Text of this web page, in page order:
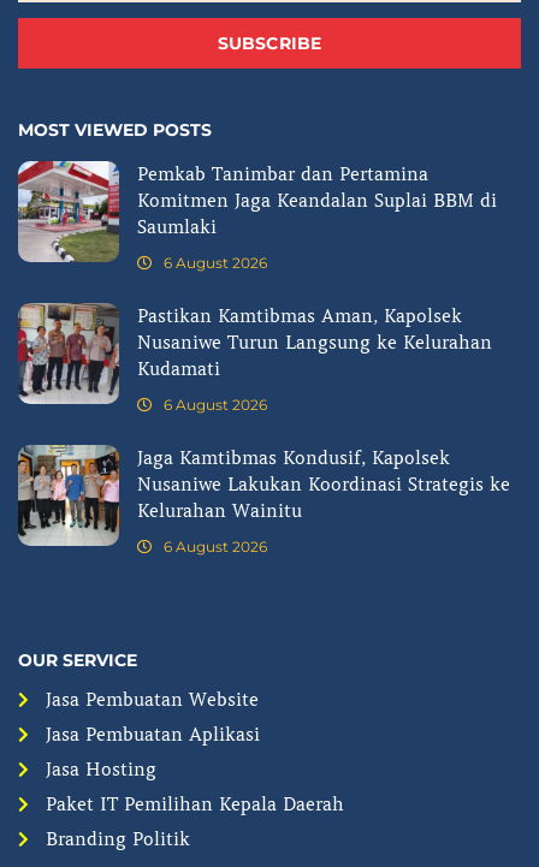
SUBSCRIBE
MOST VIEWED POSTS
Pemkab Tanimbar dan Pertamina
Komitmen Jaga Keandalan Suplai BBM di
Saumlaki
6 August 2026
Pastikan Kamtibmas Aman, Kapolsek
Nusaniwe Turun Langsung ke Kelurahan
Kudamati
6 August 2026
Jaga Kamtibmas Kondusif, Kapolsek
Nusaniwe Lakukan Koordinasi Strategis ke
Kelurahan Wainitu
6 August 2026
OUR SERVICE
Jasa Pembuatan Website
Jasa Pembuatan Aplikasi
Jasa Hosting
Paket IT Pemilihan Kepala Daerah
Branding Politik